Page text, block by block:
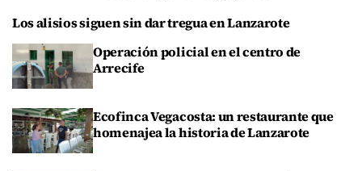
Los alisios siguen sin dar tregua en Lanzarote
Operación policial en el centro de
Arrecife
Ecofinca Vegacosta: un restaurante que
homenajea la historia de Lanzarote